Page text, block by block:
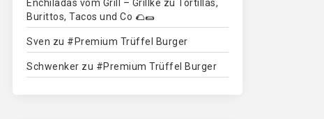
Enchiladas vom Grill – Grillke zu Tortillas,
Burittos, Tacos und Co 🌮🌯
Sven zu #Premium Trüffel Burger
Schwenker zu #Premium Trüffel Burger